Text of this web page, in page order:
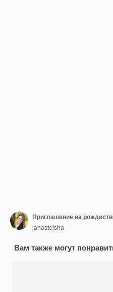
ianasteisha
Вам также могут